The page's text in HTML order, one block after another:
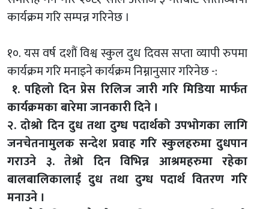
कार्यक्रम गरि सम्पन्न गरिनेछ ।
१०. यस वर्ष दशौं विश्व स्कुल दुध दिवस सप्ता व्यापी रुपमा
कार्यक्रम गरि मनाइने कार्यक्रम निम्नानुसार गरिनेछ -:
१​​​​​​​. पहिलो दिन प्रेस रिलिज जारी गरि मिडिया मार्फत
कार्यक्रमका बारेमा जानकारी दिने ।
२. दोश्रो दिन दुध तथा दुग्ध पदार्थको उपभोगका लागि
जनचेतनामुलक सन्देश प्रवाह गरि स्कुलहरुमा दुधपान
गराउने ३. तेश्रो दिन विभिन्न आश्रमहरुमा रहेका
बालबालिकालाई दुध तथा दुग्ध पदार्थ वितरण गरि
मनाउने ।